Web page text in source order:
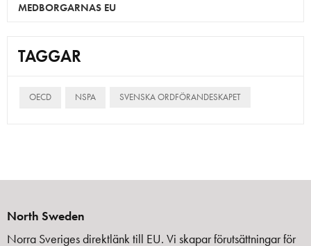
MEDBORGARNAS EU
TAGGAR
OECD NSPA SVENSKA ORDFÖRANDESKAPET
North Sweden
Norra Sveriges direktlänk till EU. Vi skapar förutsättningar för